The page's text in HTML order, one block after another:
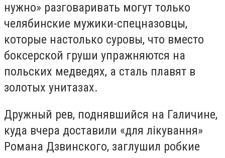
нужно» разговаривать могут только
челябинские мужики-спецназовцы,
которые настолько суровы, что вместо
боксерской груши упражняются на
польских медведях, а сталь плавят в
золотых унитазах.
Дружный рев, поднявшийся на Галичине,
куда вчера доставили «для лікування»
Романа Дзвинского, заглушил робкие